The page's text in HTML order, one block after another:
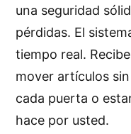
una seguridad
pérdidas. El
tiempo real.
mover artículos
cada puerta o
hace por usted.